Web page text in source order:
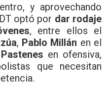
y aprovechando
optó por dar rodaje
, entre ellos el
, Pablo Millán en el
en ofensiva,
que necesitan